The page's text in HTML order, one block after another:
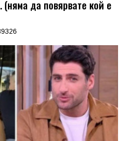
да повярвате кой е